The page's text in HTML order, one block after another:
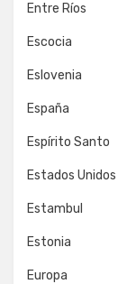
Entre Ríos
Escocia
Eslovenia
España
Espírito Santo
Estados Unidos
Estambul
Estonia
Europa